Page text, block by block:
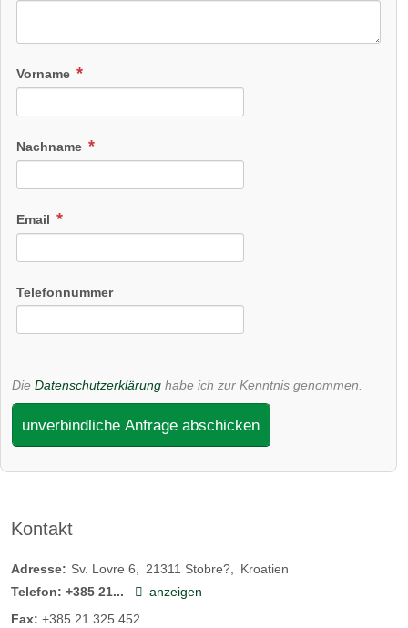
Vorname
Nachname
Email
Telefonnummer
Die Datenschutzerklärung habe ich zur Kenntnis genommen.
unverbindliche Anfrage abschicken
Kontakt
Adresse: Sv. Lovre 6 21311 Stobre?
Kroatien
Telefon: +385 21...
anzeigen
Fax: +385 21 325 452